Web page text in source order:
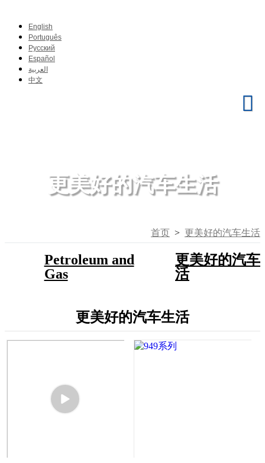
English
Português
Pусский
Español
العربية
中文
更美好的汽车生活
首页 > 更美好的汽车生活
Petroleum and
Gas
更美好的汽车
活
更美好的汽车生活